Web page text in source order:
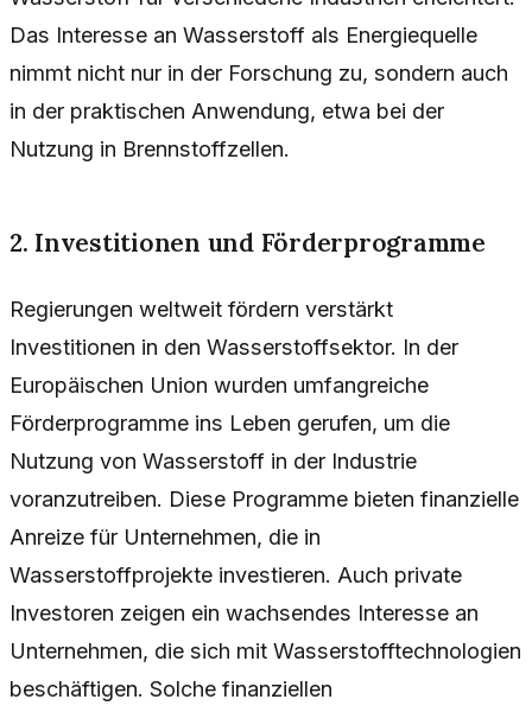
Das Interesse an Wasserstoff als Energiequelle
nimmt nicht nur in der Forschung zu, sondern auch
in der praktischen Anwendung, etwa bei der
Nutzung in Brennstoffzellen.
2. Investitionen und Förderprogramme
Regierungen weltweit fördern verstärkt
Investitionen in den Wasserstoffsektor. In der
Europäischen Union wurden umfangreiche
Förderprogramme ins Leben gerufen, um die
Nutzung von Wasserstoff in der Industrie
voranzutreiben. Diese Programme bieten finanzielle
Anreize für Unternehmen, die in
Wasserstoffprojekte investieren. Auch private
Investoren zeigen ein wachsendes Interesse an
Unternehmen, die sich mit Wasserstofftechnologien
beschäftigen. Solche finanziellen